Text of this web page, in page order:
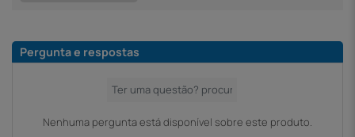
Pergunta e respostas
Nenhuma pergunta está disponível sobre este produto.